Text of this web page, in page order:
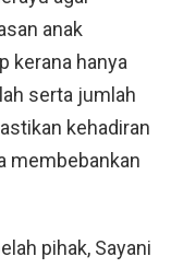
anak
kerana hanya
serta jumlah
kehadiran
membebankan
pihak, Sayani